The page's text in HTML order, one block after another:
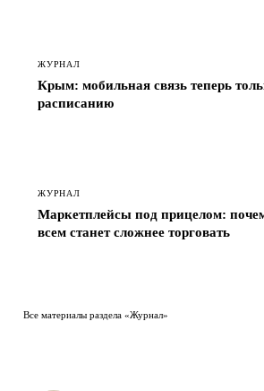
ЖУРНАЛ
Крым: мобильная связь теперь
расписанию
ЖУРНАЛ
Маркетплейсы под прицелом:
всем станет сложнее торговать
Все материалы раздела «Журнал»